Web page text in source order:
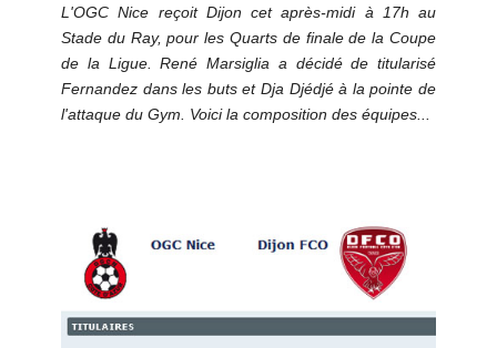
L'OGC Nice reçoit Dijon cet après-midi à 17h au
Stade du Ray, pour les Quarts de finale de la Coupe
de la Ligue. René Marsiglia a décidé de titularisé
Fernandez dans les buts et Dja Djédjé à la pointe de
l'attaque du Gym. Voici la composition des équipes...